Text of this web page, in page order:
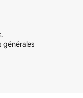
générales